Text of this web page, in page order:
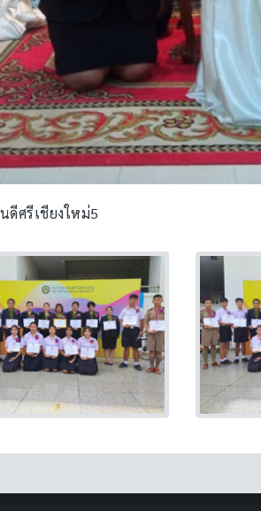
ศรีเชียงใหม่5